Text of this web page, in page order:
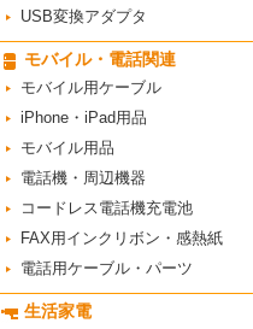
USB変換アダプタ
モバイル・電話関連
モバイル用ケーブル
iPhone・iPad用品
モバイル用品
電話機・周辺機器
コードレス電話機充電池
FAX用インクリボン・感熱紙
電話用ケーブル・パーツ
生活家電